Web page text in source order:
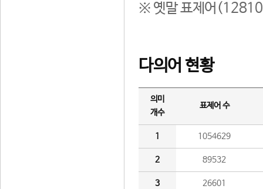
※ 옛말 표제어(12810
다의어 현황
의미
개수
표제어 수
1 1054629
2 89532
3 26601